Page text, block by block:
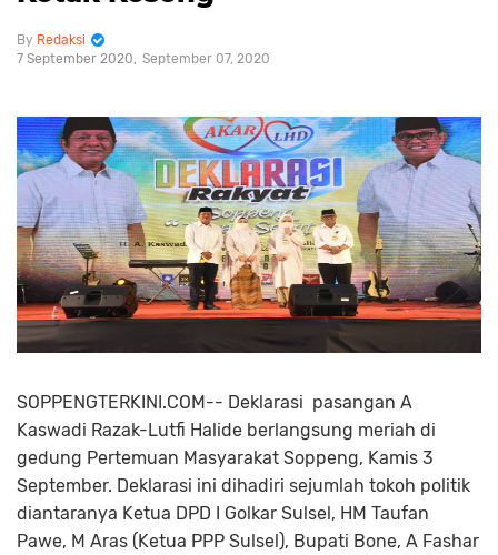
Redaksi
7 September 2020
September 07, 2020
SOPPENGTERKINI.COM-- Deklarasi pasangan A
Kaswadi Razak-Lutfi Halide berlangsung meriah di
gedung Pertemuan Masyarakat Soppeng, Kamis 3
September. Deklarasi ini dihadiri sejumlah tokoh politik
diantaranya Ketua DPD I Golkar Sulsel, HM Taufan
Pawe, M Aras (Ketua PPP Sulsel), Bupati Bone, A Fashar